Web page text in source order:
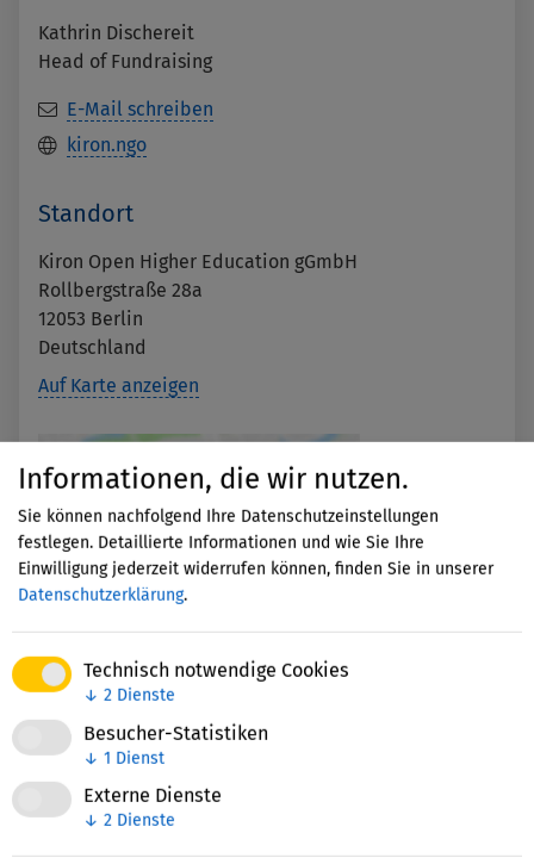
Informationen, die wir nutzen.
Sie können nachfolgend Ihre Datenschutzeinstellungen
festlegen. Detaillierte Informationen und wie Sie Ihre
Einwilligung jederzeit widerrufen können, finden Sie in unserer
Datenschutzerklärung.
Technisch notwendige Cookies
↓ 2 Dienste
Besucher-Statistiken
↓ 1 Dienst
Externe Dienste
↓ 2 Dienste
Kathrin Dischereit
Head of Fundraising
E-Mail schreiben
kiron.ngo
Standort
Kiron Open Higher Education gGmbH
Rollbergstraße 28a
12053 Berlin
Deutschland
Auf Karte anzeigen
Mit dem Aufruf der Karte erklären
Sie sich einverstanden, dass Ihre
Daten an Google übermittelt
werden und Sie die
Datenschutzerklärunggelesen
haben.
Akzeptieren